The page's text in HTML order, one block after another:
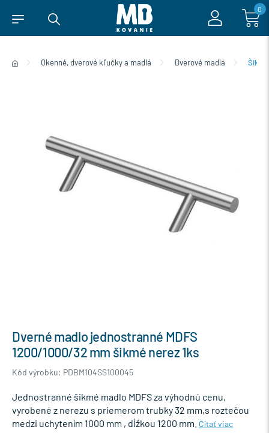
0
Okenné, dverové kľučky a madlá Dverové madlá
Dverné madlo jednostranné MDFS
1200/1000/32 mm šikmé nerez 1ks
Kód výrobku: PDBM104SS100045
Jednostranné šikmé madlo MDFS za výhodnú cenu,
vyrobené z nerezu s priemerom trubky 32 mm,s roztečou
medzi uchytením 1000 mm , dĺžkou 1200 mm. Čítať viac